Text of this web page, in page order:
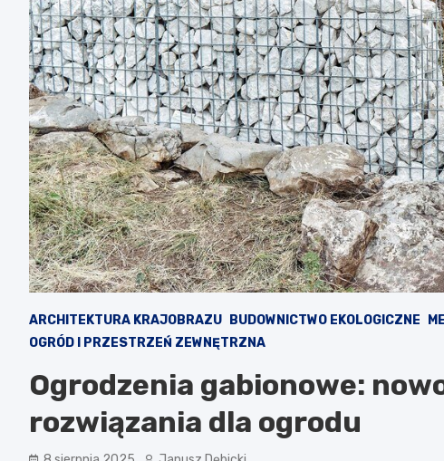
ARCHITEKTURA KRAJOBRAZU BUDOWNICTWO EKOLOGICZNE
OGRÓD I PRZESTRZEŃ ZEWNĘTRZNA
Ogrodzenia gabionowe:
rozwiązania dla ogrodu